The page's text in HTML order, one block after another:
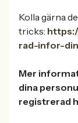
Kolla gärna
tricks:
rad-infor-
Mer
dina
registrerad